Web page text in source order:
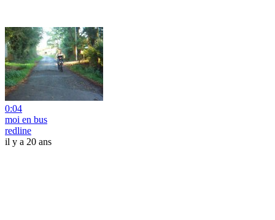
0:04
moi en bus
redline
il y a 20 ans